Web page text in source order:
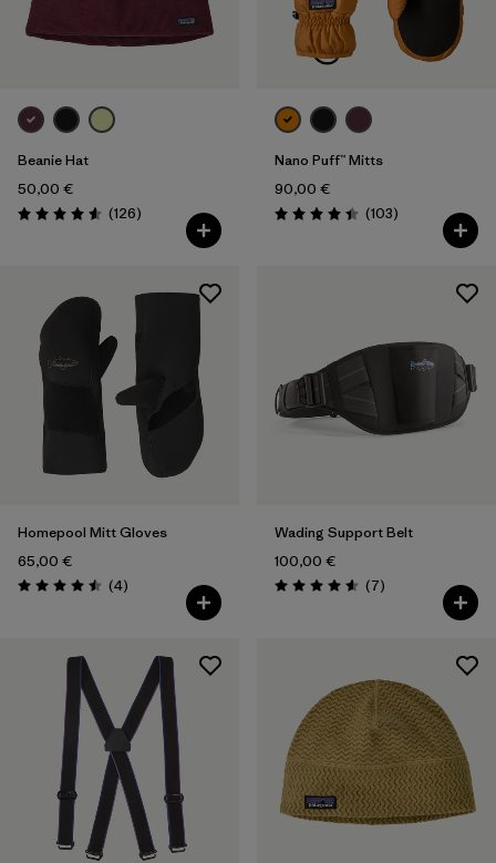
Beanie Hat
50,00 €
Évaluation: 4.6 / 5
(126Avis
)
Nano Puff™ Mitts
90,00 €
Évaluation: 4.4 / 5
(103Avis
)
Homepool Mitt Gloves
65,00 €
Évaluation: 4.5 / 5
(4Avis
)
Wading Support Belt
100,00 €
Évaluation: 4.6 / 5
(7Avis
)